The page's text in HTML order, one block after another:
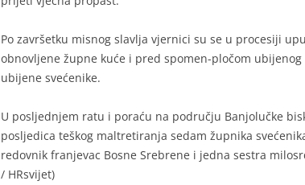
Po završetku misnog slavlja vjernici su se u procesiji
obnovljene župne kuće i pred spomen-pločom
ubijene svećenike.
U posljednjem ratu i poraću na području Banjolučke
posljedica teškog maltretiranja sedam župnika
redovnik franjevac Bosne Srebrene i jedna sestra
/ HRsvijet)